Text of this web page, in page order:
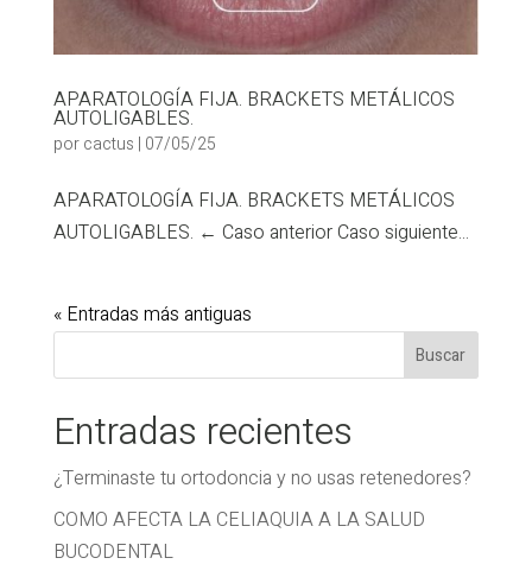
APARATOLOGÍA FIJA. BRACKETS METÁLICOS
AUTOLIGABLES.
porcactus | 07/05/25
APARATOLOGÍA FIJA. BRACKETS METÁLICOS
AUTOLIGABLES. ← Caso anterior Caso siguiente...
« Entradas más antiguas
Entradas recientes
¿Terminaste tu ortodoncia y no usas retenedores?
COMO AFECTA LA CELIAQUIA A LA SALUD
BUCODENTAL